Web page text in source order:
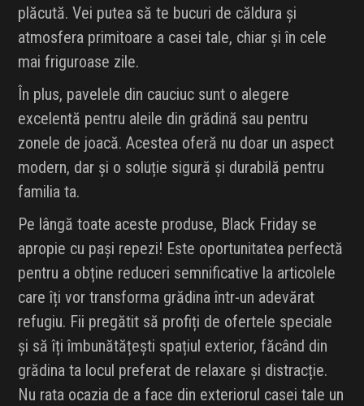
plăcută. Vei putea să te bucuri de căldura și
atmosfera primitoare a casei tale, chiar și în cele
mai friguroase zile.
În plus, pavelele din cauciuc sunt o alegere
excelentă pentru aleile din grădină sau pentru
zonele de joacă. Acestea oferă nu doar un aspect
modern, dar și o soluție sigură și durabilă pentru
familia ta.
Pe lângă toate aceste produse, Black Friday se
apropie cu pași repezi! Este oportunitatea perfectă
pentru a obține reduceri semnificative la articolele
care îți vor transforma grădina într-un adevărat
refugiu. Fii pregătit să profiți de ofertele speciale
și să îți îmbunătățești spațiul exterior, făcând din
grădina ta locul preferat de relaxare și distracție.
Nu rata ocazia de a face din exteriorul casei tale un